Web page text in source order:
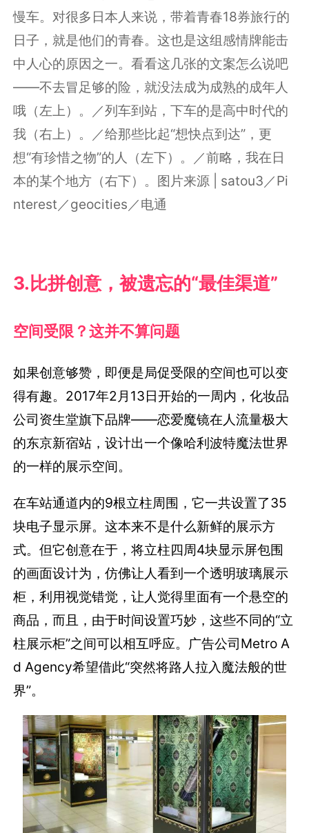
慢车。对很多日本人来说，带着青春18券旅行的
日子，就是他们的青春。这也是这组感情牌能击
中人心的原因之一。看看这几张的文案怎么说吧
——不去冒足够的险，就没法成为成熟的成年人
哦（左上）。／列车到站，下车的是高中时代的
我（右上）。／给那些比起“想快点到达”，更
想“有珍惜之物”的人（左下）。／前略，我在日
本的某个地方（右下）。图片来源 | satou3／Pi
nterest／geocities／电通
3. 比拼创意，被遗忘的“最佳渠道”
空间受限？这并不算问题
如果创意够赞，即便是局促受限的空间也可以变
得有趣。2017年2月13日开始的一周内，化妆品
公司资生堂旗下品牌――恋爱魔镜在人流量极大
的东京新宿站，设计出一个像哈利波特魔法世界
的一样的展示空间。
在车站通道内的9根立柱周围，它一共设置了35
块电子显示屏。这本来不是什么新鲜的展示方
式。但它创意在于，将立柱四周4块显示屏包围
的画面设计为，仿佛让人看到一个透明玻璃展示
柜，利用视觉错觉，让人觉得里面有一个悬空的
商品，而且，由于时间设置巧妙，这些不同的“立
柱展示柜”之间可以相互呼应。广告公司Metro A
d Agency希望借此“突然将路人拉入魔法般的世
界”。